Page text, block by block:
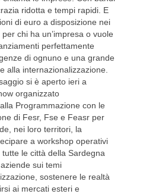
ridotta e tempi rapidi. E
di euro a disposizione nei
chi ha un’impresa o vuole
perfettamente
di ognuno e una grande
alla internazionalizzazione.
si è aperto ieri a
organizzato
Programmazione con le
di Fesr, Fse e Feasr per
nei loro territori, la
a workshop operativi
le città della Sardegna
sui temi
sostenere le realtà
ai mercati esteri e